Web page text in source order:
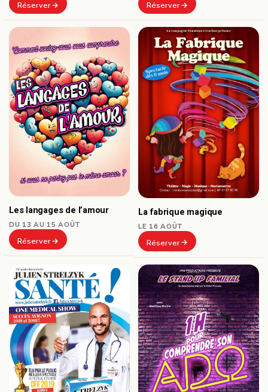
Réserver Réserver
Les langages de l’amour
DU 13 AU 15 AOÛT
Réserver
La fabrique magique
LE 16 AOÛT
Réserver